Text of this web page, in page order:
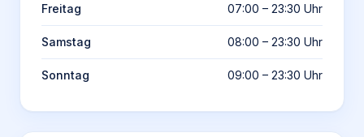
Freitag 07:00 – 23:30 Uhr
Samstag 08:00 – 23:30 Uhr
Sonntag 09:00 – 23:30 Uhr